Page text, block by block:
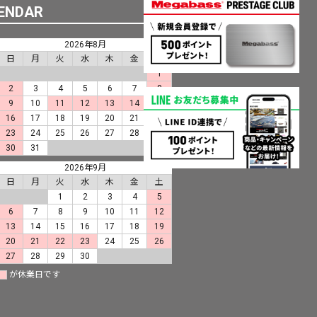
PREMIUM
全て
2026年8月
日
月 火 水 木 金
1
2
3 4 5 6 7
8
9
10 11 12 13 14
15
16
17 18 19 20 21
22
23
24 25 26 27 28
29
30
31
2026年9月
日
月 火 水 木 金
土
1
2 3 4
5
6
7 8 9 10 11
12
13
14 15 16 17 18
19
20
21 22 23 24 25
26
27
28 29
30
が休業日です